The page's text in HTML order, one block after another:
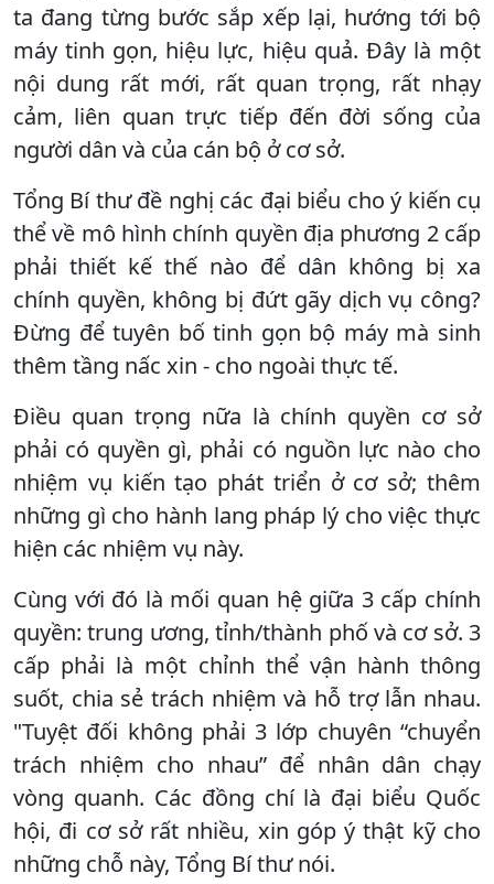
ta đang từng bước sắp xếp lại, hướng tới bộ
máy tinh gọn, hiệu lực, hiệu quả. Đây là một
nội dung rất mới, rất quan trọng, rất nhạy
cảm, liên quan trực tiếp đến đời sống của
người dân và của cán bộ ở cơ sở.
Tổng Bí thư đề nghị các đại biểu cho ý kiến cụ
thể về mô hình chính quyền địa phương 2 cấp
phải thiết kế thế nào để dân không bị xa
chính quyền, không bị đứt gãy dịch vụ công?
Đừng để tuyên bố tinh gọn bộ máy mà sinh
thêm tầng nấc xin - cho ngoài thực tế.
Điều quan trọng nữa là chính quyền cơ sở
phải có quyền gì, phải có nguồn lực nào cho
nhiệm vụ kiến tạo phát triển ở cơ sở; thêm
những gì cho hành lang pháp lý cho việc thực
hiện các nhiệm vụ này.
Cùng với đó là mối quan hệ giữa 3 cấp chính
quyền: trung ương, tỉnh/thành phố và cơ sở. 3
cấp phải là một chỉnh thể vận hành thông
suốt, chia sẻ trách nhiệm và hỗ trợ lẫn nhau.
"Tuyệt đối không phải 3 lớp chuyên “chuyển
trách nhiệm cho nhau” để nhân dân chạy
vòng quanh. Các đồng chí là đại biểu Quốc
hội, đi cơ sở rất nhiều, xin góp ý thật kỹ cho
những chỗ này, Tổng Bí thư nói.